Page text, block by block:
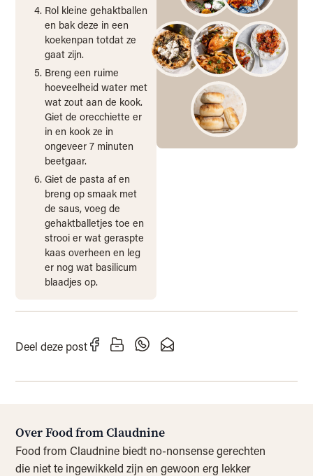
Rol kleine gehaktballen
en bak deze in een
koekenpan totdat ze
gaat zijn.
Breng een ruime
hoeveelheid water met
wat zout aan de kook.
Giet de orecchiette er
in en kook ze in
ongeveer 7 minuten
beetgaar.
Giet de pasta af en
breng op smaak met
de saus, voeg de
gehaktballetjes toe en
strooi er wat geraspte
kaas overheen en leg
er nog wat basilicum
blaadjes op.
Deel deze post
Over Food from Claudnine
Food from Claudnine biedt no-nonsense gerechten
die niet te ingewikkeld zijn en gewoon erg lekker